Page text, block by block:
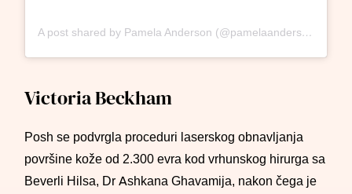
A post shared by Pamela Anderson (@pamelaanderson)
Victoria Beckham
Posh se podvrgla proceduri laserskog obnavljanja
površine kože od 2.300 evra kod vrhunskog hirurga sa
Beverli Hilsa, Dr Ashkana Ghavamija, nakon čega je